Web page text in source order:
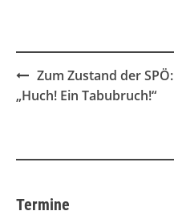
Post
navigation
Zum Zustand der SPÖ:
„Huch! Ein Tabubruch!“
Termine